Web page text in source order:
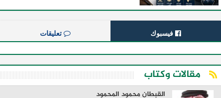
فيسبوك تعليقات
مقالات وكتاب
القبطان محمود المحمود